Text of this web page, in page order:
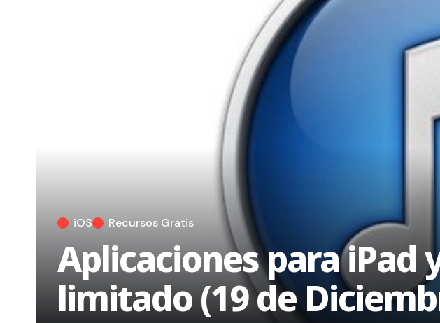
iOS Recursos Gratis
Aplicaciones para
limitado (19 de